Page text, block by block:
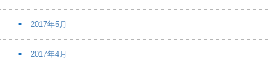
2017年5月
2017年4月